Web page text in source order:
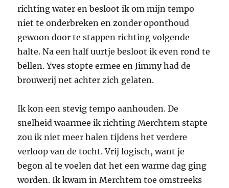
richting water en besloot ik om mijn tempo
niet te onderbreken en zonder oponthoud
gewoon door te stappen richting volgende
halte. Na een half uurtje besloot ik even rond te
bellen. Yves stopte ermee en Jimmy had de
brouwerij net achter zich gelaten.
Ik kon een stevig tempo aanhouden. De
snelheid waarmee ik richting Merchtem stapte
zou ik niet meer halen tijdens het verdere
verloop van de tocht. Vrij logisch, want je
begon al te voelen dat het een warme dag ging
worden. Ik kwam in Merchtem toe omstreeks